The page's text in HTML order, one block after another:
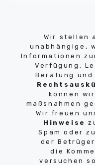
Wir stellen
unabhängige,
Informationen
Verfügung.
Beratung und
können
maßsnahmen
Wir freuen
Hinweise
Spam oder
der
die
versuchen